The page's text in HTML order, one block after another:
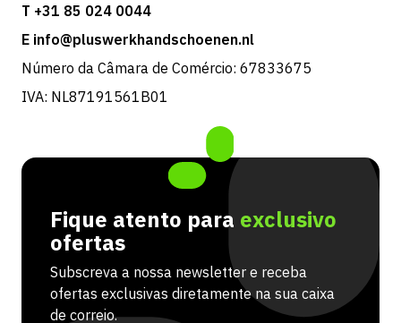
T +31 85 024 0044
E info@pluswerkhandschoenen.nl
Número da Câmara de Comércio: 67833675
IVA: NL87191561B01
Fique atento para exclusivo
ofertas
Subscreva a nossa newsletter e receba
ofertas exclusivas diretamente na sua caixa
de correio.